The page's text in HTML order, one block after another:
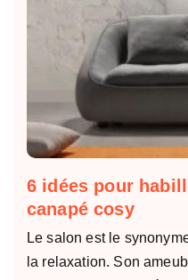
6 idées pour
canapé cosy
Le salon est le
la relaxation. Son